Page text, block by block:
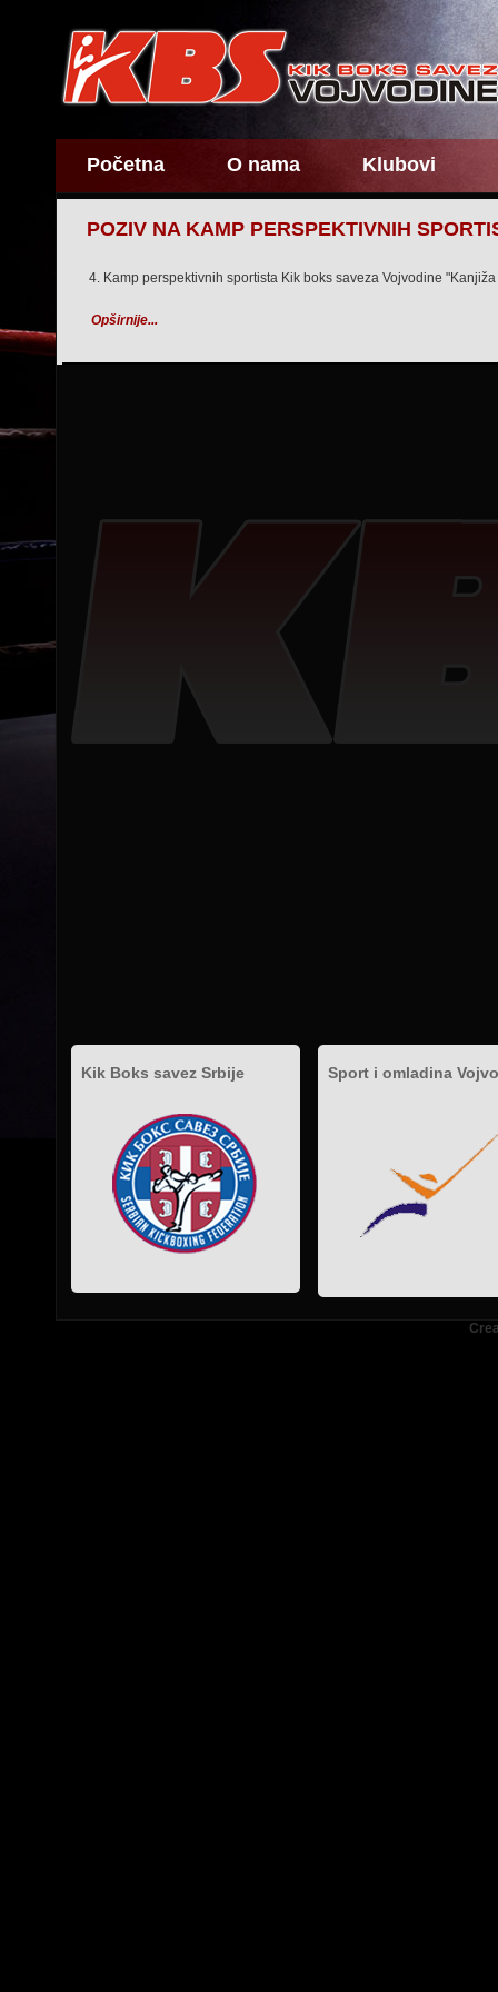
Početna O nama Klubovi
POZIV NA KAMP PERSPEKTIVNIH
4. Kamp perspektivnih sportista Kik boks saveza Vojvodine
Opširnije...
Kik Boks savez Srbije Sport i omladina